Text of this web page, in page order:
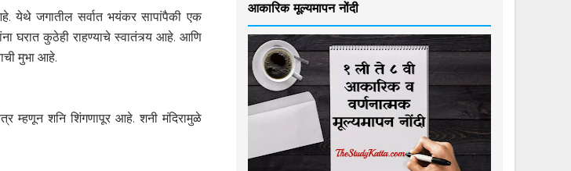
येथे जगातील सर्वात भयंकर सापांपैकी एक
घरात कुठेही राहण्याचे स्वातंत्र्य आहे. आणि
मुभा आहे.
म्हणून शनि शिंगणापूर आहे. शनी मंदिरामुळे
आकारिक मूल्यमापन नोंदी